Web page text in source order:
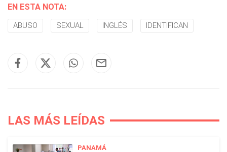
EN ESTA NOTA:
ABUSO SEXUAL INGLÉS IDENTIFICAN
LAS MÁS LEÍDAS
PANAMÁ